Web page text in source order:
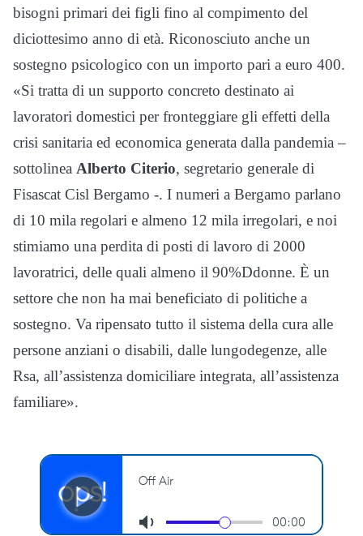
bisogni primari dei figli fino al compimento del
diciottesimo anno di età. Riconosciuto anche un
sostegno psicologico con un importo pari a euro 400.
«Si tratta di un supporto concreto destinato ai
lavoratori domestici per fronteggiare gli effetti della
crisi sanitaria ed economica generata dalla pandemia –
sottolinea Alberto Citerio, segretario generale di
Fisascat Cisl Bergamo -. I numeri a Bergamo parlano
di 10 mila regolari e almeno 12 mila irregolari, e noi
stimiamo una perdita di posti di lavoro di 2000
lavoratrici, delle quali almeno il 90%Ddonne. È un
settore che non ha mai beneficiato di politiche a
sostegno. Va ripensato tutto il sistema della cura alle
persone anziani o disabili, dalle lungodegenze, alle
Rsa, all’assistenza domiciliare integrata, all’assistenza
familiare».